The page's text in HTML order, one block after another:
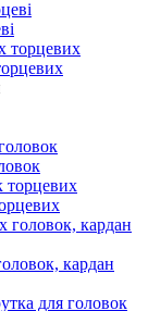
кардан